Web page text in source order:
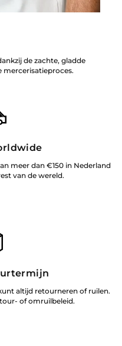
de zachte, gladde
mercerisatieproces.
meer dan €150 in Nederland
van de wereld.
altijd retourneren of ruilen.
of omruilbeleid.